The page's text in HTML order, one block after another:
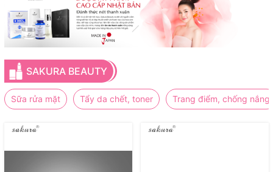
SAKURA BEAUTY
Sữa rửa mặt Tẩy da chết, toner Trang điểm, chống nắng